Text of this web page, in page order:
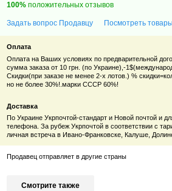
100% положительных отзывов
Задать вопрос Продавцу Посмотреть
Оплата
Оплата на Ваших условиях по предварительной
сумма заказа от 10 грн. (по Украине),-
Скидки(при заказе не менее 2-х лотов.) %
но не более 30%!.марки СССР 60%!
Доставка
По Украине Укрпочтой-стандарт и Новой почтой и
телефона. За рубеж Укрпочтой в соответствии с
личная встреча в Ивано-Франковске, Калуше,
Продавец отправляет в другие страны
Смотрите также